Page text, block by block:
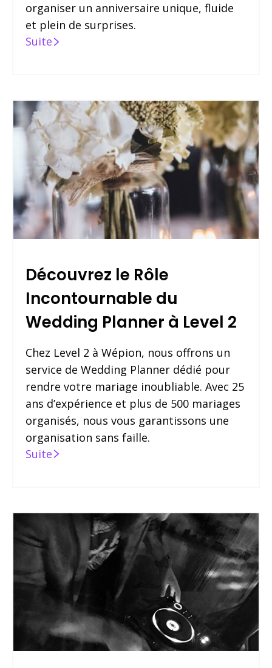
organiser un anniversaire unique, fluide
et plein de surprises.
Suite
Découvrez le Rôle
Incontournable du
Wedding Planner à Level 2
Chez Level 2 à Wépion, nous offrons un
service de Wedding Planner dédié pour
rendre votre mariage inoubliable. Avec 25
ans d’expérience et plus de 500 mariages
organisés, nous vous garantissons une
organisation sans faille.
Suite